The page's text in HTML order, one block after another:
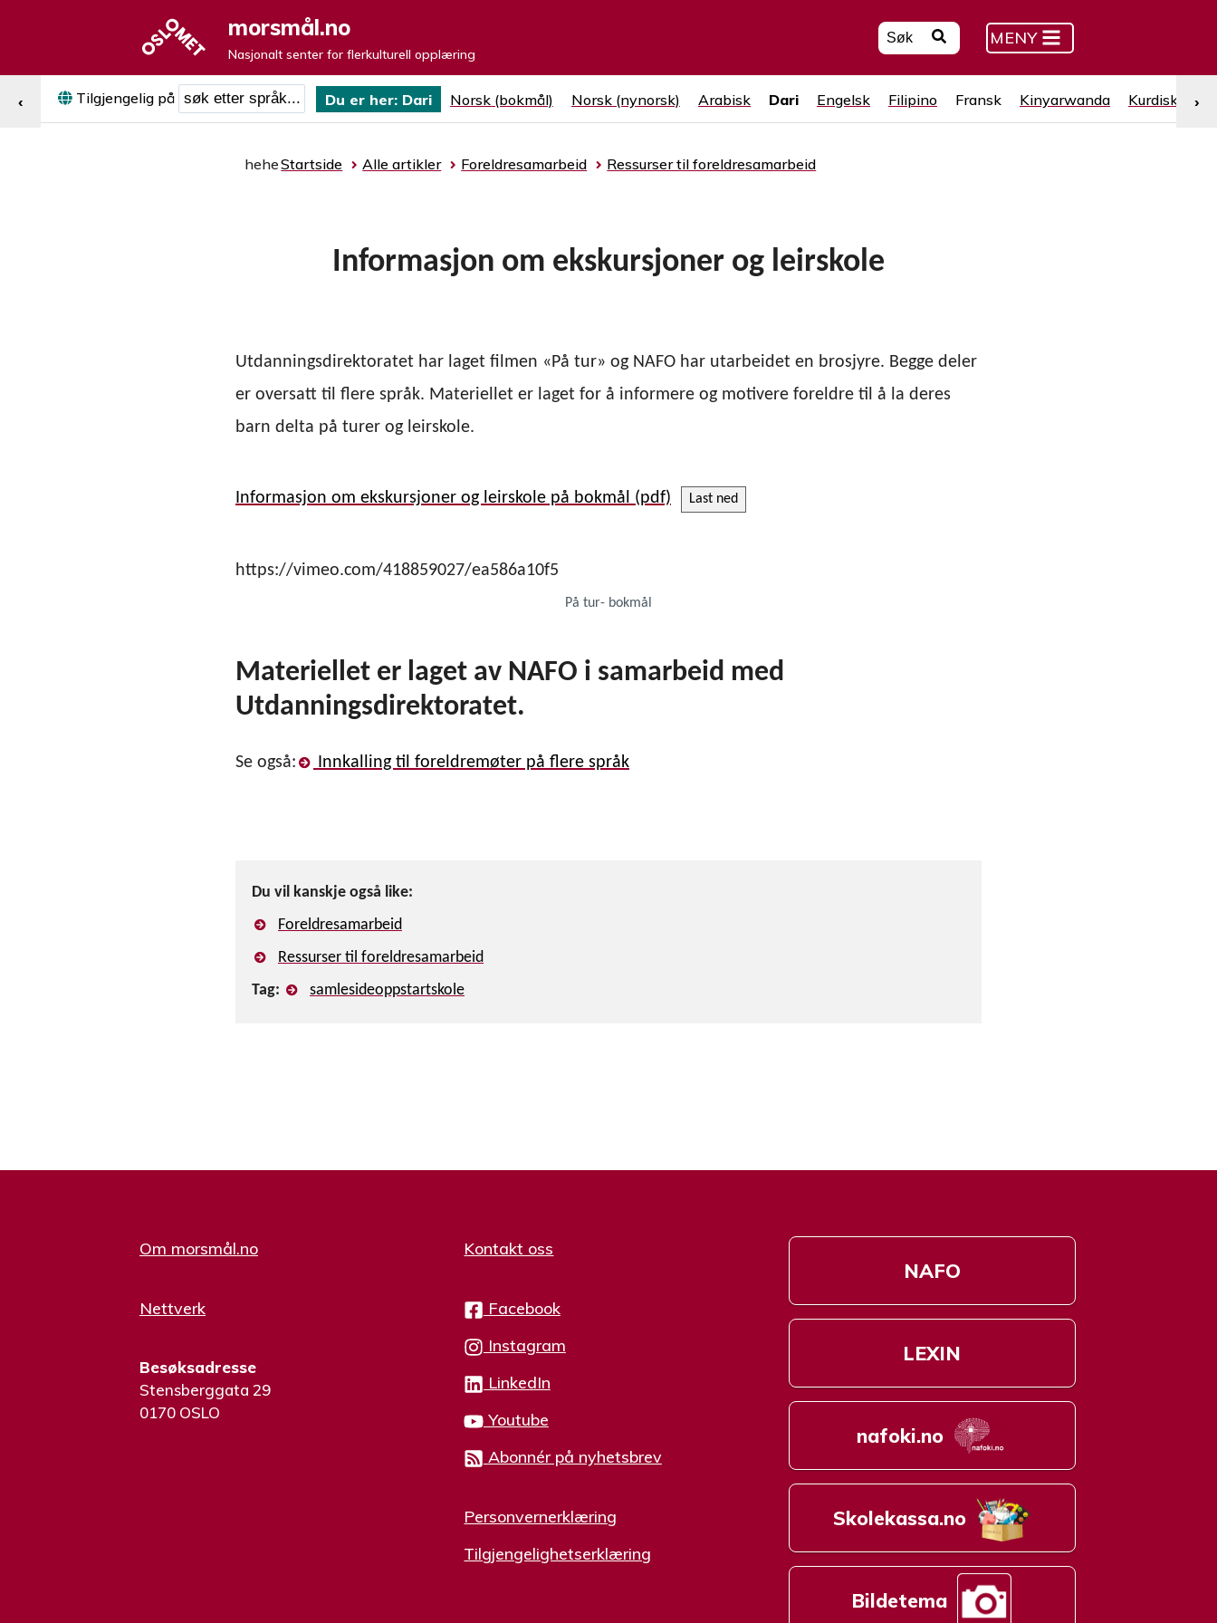
morsmål.no
Nasjonalt senter for flerkulturell opplæring
MENY
Tilgjengelig på Søk etter språk
Du er her: Dari Norsk (bokmål) Norsk (nynorsk) Arabisk Dari Engelsk Filipino Fransk Kinyarwanda Kurdisk
‹ ›
heheStartside Alle artikler Foreldresamarbeid Ressurser til foreldresamarbeid
Informasjon om ekskursjoner og leirskole
Utdanningsdirektoratet har laget filmen «På tur» og NAFO har utarbeidet en brosjyre. Begge deler
er oversatt til flere språk. Materiellet er laget for å informere og motivere foreldre til å la deres
barn delta på turer og leirskole.
Informasjon om ekskursjoner og leirskole på bokmål Last ned
https://vimeo.com/418859027/ea586a10f5
På tur- bokmål
Materiellet er laget av NAFO i samarbeid med
Utdanningsdirektoratet.
Se også: Innkalling til foreldremøter på flere språk
Du vil kanskje også like:
Foreldresamarbeid
Ressurser til foreldresamarbeid
Tag:
samlesideoppstartskole
Om morsmål.no
Nettverk
Besøksadresse
Stensberggata 29
0170 OSLO
Kontakt oss
Facebook
Instagram
LinkedIn
Youtube
Abonnér på nyhetsbrev
Personvernerklæring
Tilgjengelighetserklæring
NAFO
LEXIN
nafoki.no
Skolekassa.no
Bildetema